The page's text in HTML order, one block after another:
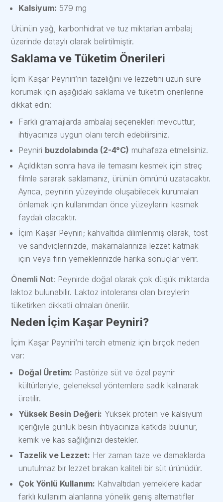
Kalsiyum: 579 mg
Ürünün yağ, karbonhidrat ve tuz miktarları ambalaj
üzerinde detaylı olarak belirtilmiştir.
Saklama ve Tüketim Önerileri
İçim Kaşar Peyniri’nin tazeliğini ve lezzetini uzun süre
korumak için aşağıdaki saklama ve tüketim önerilerine
dikkat edin:
Farklı gramajlarda ambalaj seçenekleri mevcuttur,
ihtiyacınıza uygun olanı tercih edebilirsiniz.
Peyniri buzdolabında (2-4°C) muhafaza etmelisiniz.
Açıldıktan sonra hava ile temasını kesmek için streç
filmle sararak saklamanız, ürünün ömrünü uzatacaktır.
Ayrıca, peynirin yüzeyinde oluşabilecek kurumaları
önlemek için kullanımdan önce yüzeylerini kesmek
faydalı olacaktır.
İçim Kaşar Peyniri; kahvaltıda dilimlenmiş olarak, tost
ve sandviçlerinizde, makarnalarınıza lezzet katmak
için veya fırın yemeklerinizde harika sonuçlar verir.
Önemli Not: Peynirde doğal olarak çok düşük miktarda
laktoz bulunabilir. Laktoz intoleransı olan bireylerin
tüketirken dikkatli olmaları önerilir.
Neden İçim Kaşar Peyniri?
İçim Kaşar Peyniri’ni tercih etmeniz için birçok neden
var:
Doğal Üretim: Pastörize süt ve özel peynir
kültürleriyle, geleneksel yöntemlere sadık kalınarak
üretilir.
Yüksek Besin Değeri: Yüksek protein ve kalsiyum
içeriğiyle günlük besin ihtiyacınıza katkıda bulunur,
kemik ve kas sağlığınızı destekler.
Tazelik ve Lezzet: Her zaman taze ve damaklarda
unutulmaz bir lezzet bırakan kaliteli bir süt ürünüdür.
Çok Yönlü Kullanım: Kahvaltıdan yemeklere kadar
farklı kullanım alanlarına yönelik geniş alternatifler